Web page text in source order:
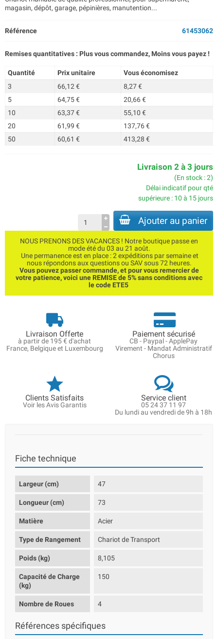
magasin, dépôt, garage, pépinières, manutention...
Référence 61453062
Remises quantitatives : Plus vous commandez, Moins vous payez !
Quantité Prix unitaire
Vous économisez
3
66,12 €
8,27 €
5
64,75 €
20,66 €
10
63,37 €
55,10 €
20
61,99 €
137,76 €
50
60,61 € 413,28 €
Livraison 2 à 3 jours
(En stock : 2)
Délai indicatif pour qté
supérieure : 10 à 15 jours
Ajouter au panier
NOUS PRENONS DES VACANCES ! Notre boutique passe en
mode été du 03 au 21 août.
Une permanence est en place : 2 expéditions par semaine et
nous répondons aux questions ou SAV sous 72 heures.
Vous pouvez passer commande, et pour vous remercier de
votre patience, voici une REMISE de 5% sans conditions avec
le code ETE5
Livraison Offerte
à partir de 195 € d'achat
France, Belgique et Luxembourg
Paiement sécurisé
CB - Paypal - ApplePay
Virement - Mandat Administratif
Chorus
Clients Satisfaits
Voir les Avis Garantis
Service client
05 24 37 11 97
Du lundi au vendredi de 9h à 18h
Fiche technique
Largeur (cm) 47
Longueur (cm) 73
Matière Acier
Type de Rangement Chariot de Transport
Poids (kg) 8,105
Capacité de Charge
(kg)
150
Nombre de Roues 4
Références spécifiques